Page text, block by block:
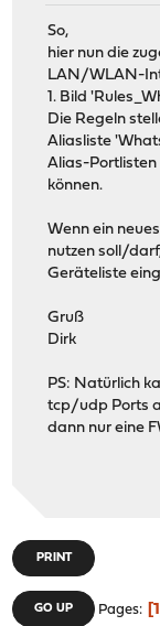
So,
hier nun die
LAN/WLAN-
1. Bild
Die Regeln
Aliasliste
Alias-
können.
Wenn ein
nutzen soll/
Geräteliste
Gruß
Dirk
PS: Natürlich
tcp/udp Ports
dann nur eine
PRINT
GO UP Pages 1